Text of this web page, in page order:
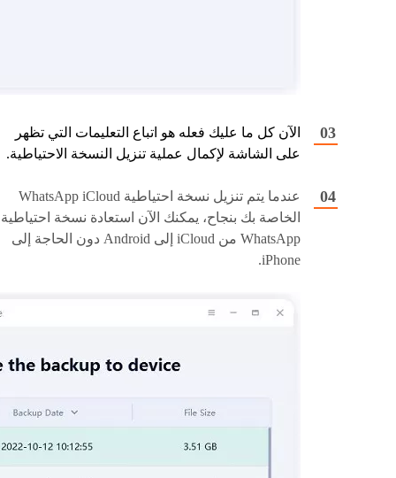
الآن كل ما عليك فعله هو اتباع التعليمات التي تظهر
على الشاشة لإكمال عملية تنزيل النسخة الاحتياطية.
عندما يتم تنزيل نسخة احتياطية WhatsApp iCloud
الخاصة بك بنجاح، يمكنك الآن استعادة نسخة احتياطية
WhatsApp من iCloud إلى Android دون الحاجة إلى
iPhone.